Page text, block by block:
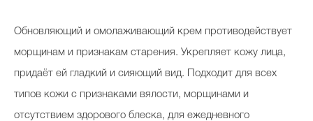
Обновляющий и омолаживающий крем противодействует
морщинам и признакам старения. Укрепляет кожу лица,
придаёт ей гладкий и сияющий вид. Подходит для всех
типов кожи с признаками вялости, морщинами и
отсутствием здорового блеска, для ежедневного